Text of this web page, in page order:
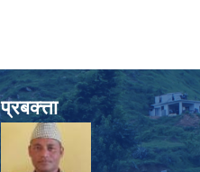
प्रबक्त्ता